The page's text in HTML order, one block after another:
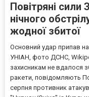
Повітряні сили
нічного
жодної збитої
Основний удар припав
УНІАН, фото ДСНС,
захисникам не вдалося
ракети, повідомляють
серпня противник